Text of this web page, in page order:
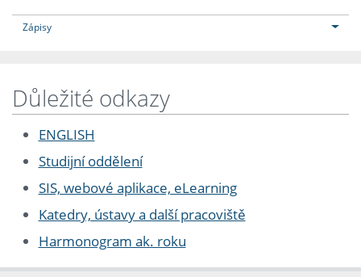
Zápisy
Důležité odkazy
ENGLISH
Studijní oddělení
SIS, webové aplikace, eLearning
Katedry, ústavy a další pracoviště
Harmonogram ak. roku